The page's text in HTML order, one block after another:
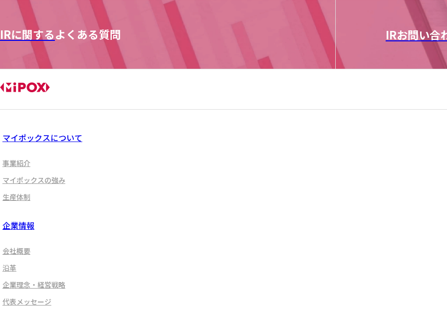
IRに関するよくある質問 IRお問い合
マイポックスについて
事業紹介
マイポックスの強み
生産体制
企業情報
会社概要
沿革
企業理念・経営戦略
代表メッセージ